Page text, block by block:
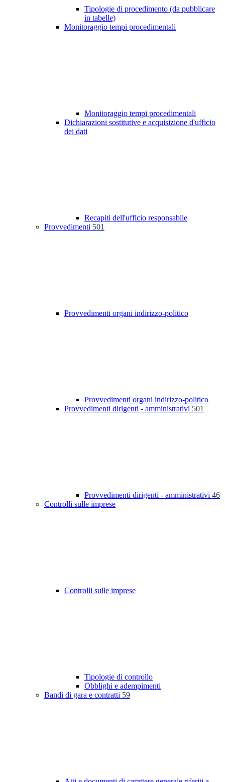
Tipologie di procedimento (da pubblicare
in tabelle)
Monitoraggio tempi procedimentali
Monitoraggio tempi procedimentali
Dichiarazioni sostitutive e acquisizione d'ufficio
dei dati
Recapiti dell'ufficio responsabile
Provvedimenti 501
Provvedimenti organi indirizzo-politico
Provvedimenti organi indirizzo-politico
Provvedimenti dirigenti - amministrativi 501
Provvedimenti dirigenti - amministrativi 46
Controlli sulle imprese
Controlli sulle imprese
Tipologie di controllo
Obblighi e adempimenti
Bandi di gara e contratti 59